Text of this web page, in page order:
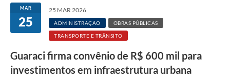
Secretarias
Covid-19
Audiências Públicas
Coleta de Sugestões
MAR
25
25 MAR 2026
ADMINISTRAÇÃO OBRAS PÚBLICAS
TRANSPORTE E TRÂNSITO
Guaraci firma convênio de R$ 600 mil para
investimentos em infraestrutura urbana